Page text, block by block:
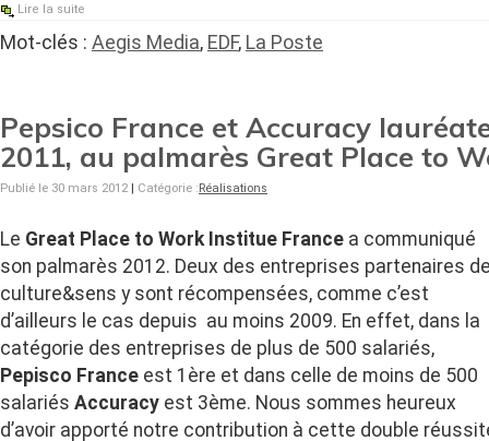
Lire la suite
Mot-clés : Aegis Media, EDF, La Poste
Pepsico France et Accuracy
2011, au palmarès Great Place to
Publié le 30 mars 2012| Catégorie : Réalisations
Le Great Place to Work Institue France a communiqué
son palmarès 2012. Deux des entreprises partenaires
culture&sens y sont récompensées, comme c’est
d’ailleurs le cas depuis au moins 2009. En effet, dans la
catégorie des entreprises de plus de 500 salariés,
Pepisco France est 1ère et dans celle de moins de 500
salariés Accuracy est 3ème. Nous sommes heureux
d’avoir apporté notre contribution à cette double